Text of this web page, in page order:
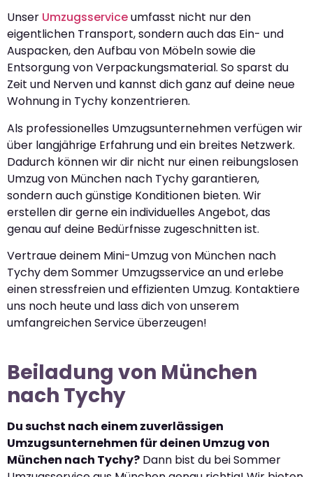
Unser Umzugsserviceumfasst nicht nur den
eigentlichen Transport, sondern auch das Ein- und
Auspacken, den Aufbau von Möbeln sowie die
Entsorgung von Verpackungsmaterial. So sparst du
Zeit und Nerven und kannst dich ganz auf deine neue
Wohnung in Tychy konzentrieren.
Als professionelles Umzugsunternehmen verfügen wir
über langjährige Erfahrung und ein breites Netzwerk.
Dadurch können wir dir nicht nur einen reibungslosen
Umzug von München nach Tychy garantieren,
sondern auch günstige Konditionen bieten. Wir
erstellen dir gerne ein individuelles Angebot, das
genau auf deine Bedürfnisse zugeschnitten ist.
Vertraue deinem Mini-Umzug von München nach
Tychy dem Sommer Umzugsservice an und erlebe
einen stressfreien und effizienten Umzug. Kontaktiere
uns noch heute und lass dich von unserem
umfangreichen Service überzeugen!
Beiladung von München
nach Tychy
Du suchst nach einem zuverlässigen
Umzugsunternehmen für deinen Umzug von
München nach Tychy? Dann bist du bei Sommer